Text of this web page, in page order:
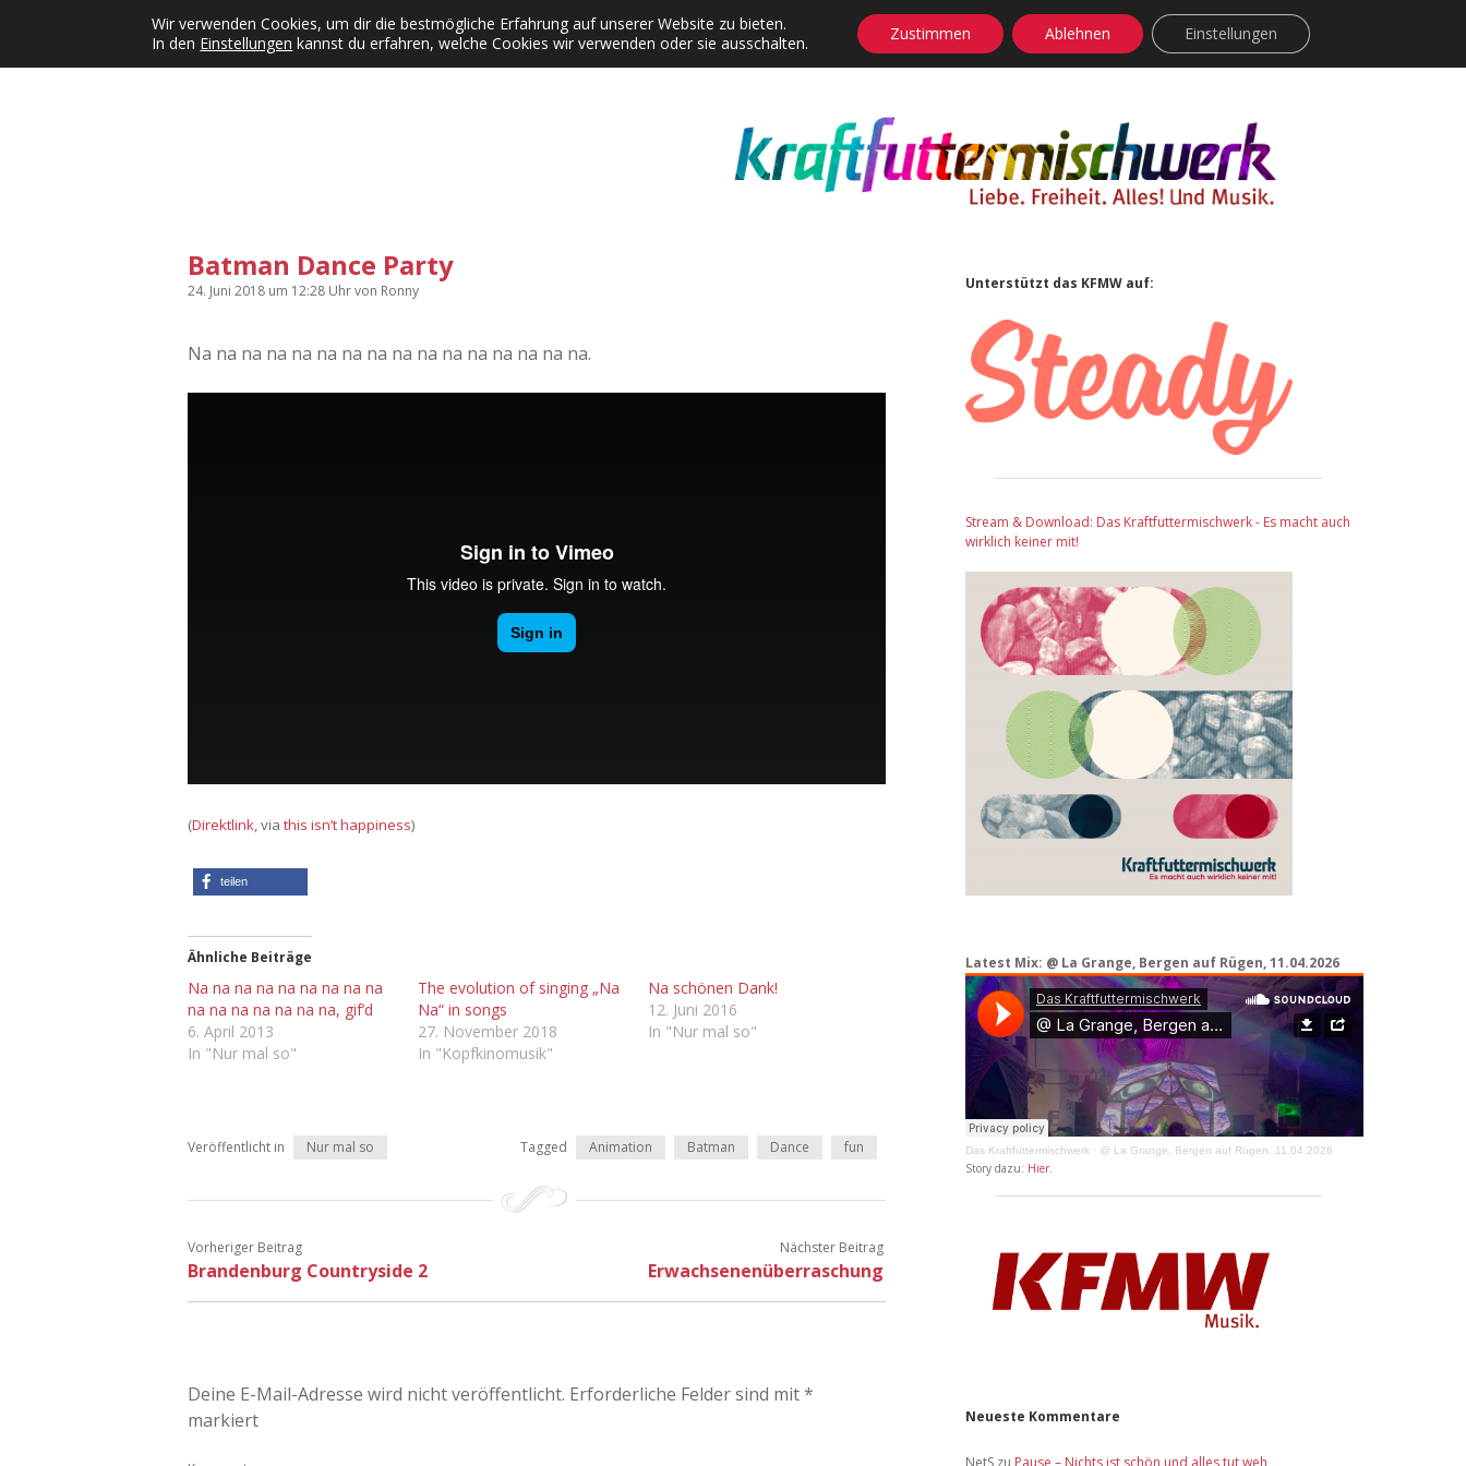
Kategorien Dropdown-Menü öffnen
KFMW-Disco Dates Instagrams Contact Adventskalender Dropdown-Menü öffnen facebook
instagram
rss soundcloud
vimeoBluesky
Batman Dance Party
24. Juni 2018 um 12:28 Uhrvon Ronny
Na na na na na na na na na na na na na na na na.
(Direktlink, via this isn’t happiness)
teilen
Ähnliche Beiträge
Na na na na na na na na na
na na na na na na na, gif’d
6. April 2013
In "Nur mal so"
The evolution of singing „Na
Na“ in songs
27. November 2018
In "Kopfkinomusik"
Na schönen Dank!
12. Juni 2016
In "Nur mal so"
Veröffentlicht in Nur mal so Tagged Animation Batman Dance fun
Vorheriger Beitrag
Brandenburg Countryside 2
Nächster Beitrag
Erwachsenenüberraschung
Deine E-Mail-Adresse wird nicht veröffentlicht. Erforderliche Felder sind mit*
markiert
Sidebar
Unterstützt das KFMW auf:
Stream & Download: Das Kraftfuttermischwerk - Es macht auch
wirklich keiner mit!
Latest Mix: @ La Grange, Bergen auf Rügen, 11.04.2026
Das Kraftfuttermischwerk · @ La Grange, Bergen auf Rügen, 11.04.2026
Story dazu: Hier.
Neueste Kommentare
NetS zu Pause – Nichts ist schön und alles tut weh
Wir verwenden Cookies, um dir die bestmögliche Erfahrung auf unserer Website zu bieten.
In den Einstellungen kannst du erfahren, welche Cookies wir verwenden oder sie ausschalten. Zustimmen Ablehnen Einstellungen